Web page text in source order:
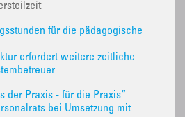
für die pädagogische
erfordert weitere zeitliche
der Praxis - für die Praxis“
bei Umsetzung mit